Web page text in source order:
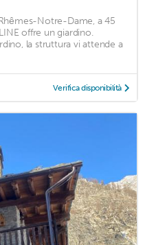
Notre-Dame, a 45
offre un giardino.
la struttura vi attende a
Verifica disponibilità